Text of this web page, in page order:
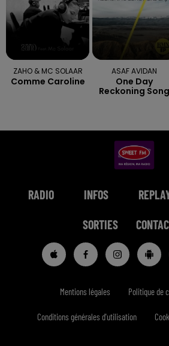
ZAHO & MC SOLAAR
Comme Caroline
ASAF AVIDAN
One Day
Reckoning Song
RADIO INFOS
SORTIES
Mentions légales Politique de
Conditions générales d'utilisation